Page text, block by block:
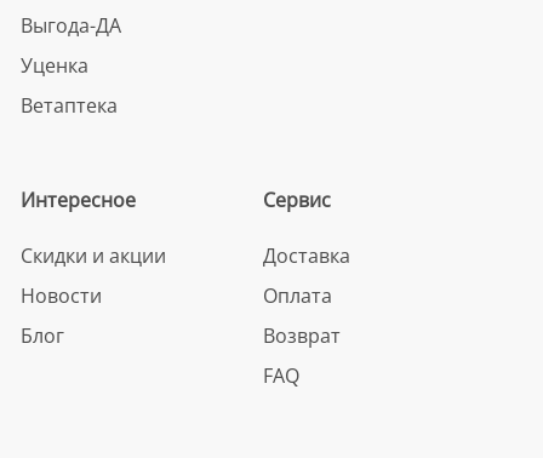
Выгода-ДА
Уценка
Ветаптека
Интересное
Скидки и акции
Новости
Блог
Сервис
Доставка
Оплата
Возврат
FAQ